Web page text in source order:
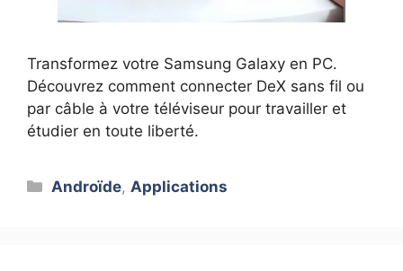
Transformez votre Samsung Galaxy en PC.
Découvrez comment connecter DeX sans fil ou
par câble à votre téléviseur pour travailler et
étudier en toute liberté.
Catégories
Androïde,Applications